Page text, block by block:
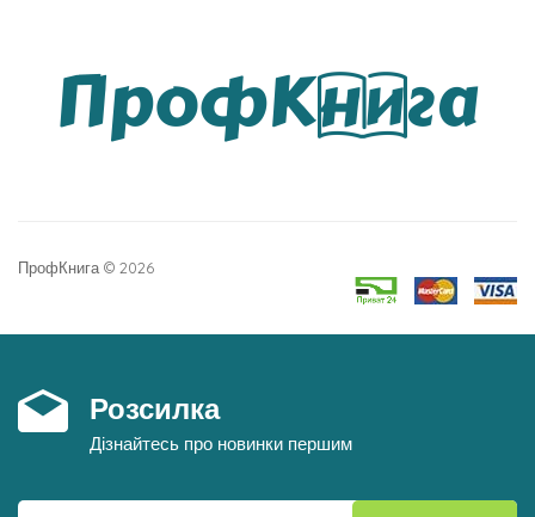
ПрофКнига © 2026
Розсилка
Дізнайтесь про новинки першим